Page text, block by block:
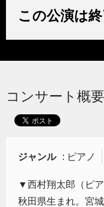
この公演は
コンサート概要
ジャンル : ピアノ
▼西村翔太郎（ピア
秋田県生まれ。宮